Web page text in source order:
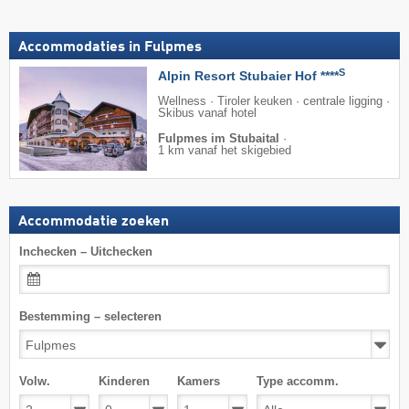
Accommodaties in Fulpmes
Alpin Resort Stubaier Hof ****S
Wellness · Tiroler keuken · centrale ligging ·
Skibus vanaf hotel
Fulpmes im Stubaital ·
1 km vanaf het skigebied
Accommodatie zoeken
Inchecken – Uitchecken
Bestemming – selecteren
Volw. Kinderen Kamers Type accomm.